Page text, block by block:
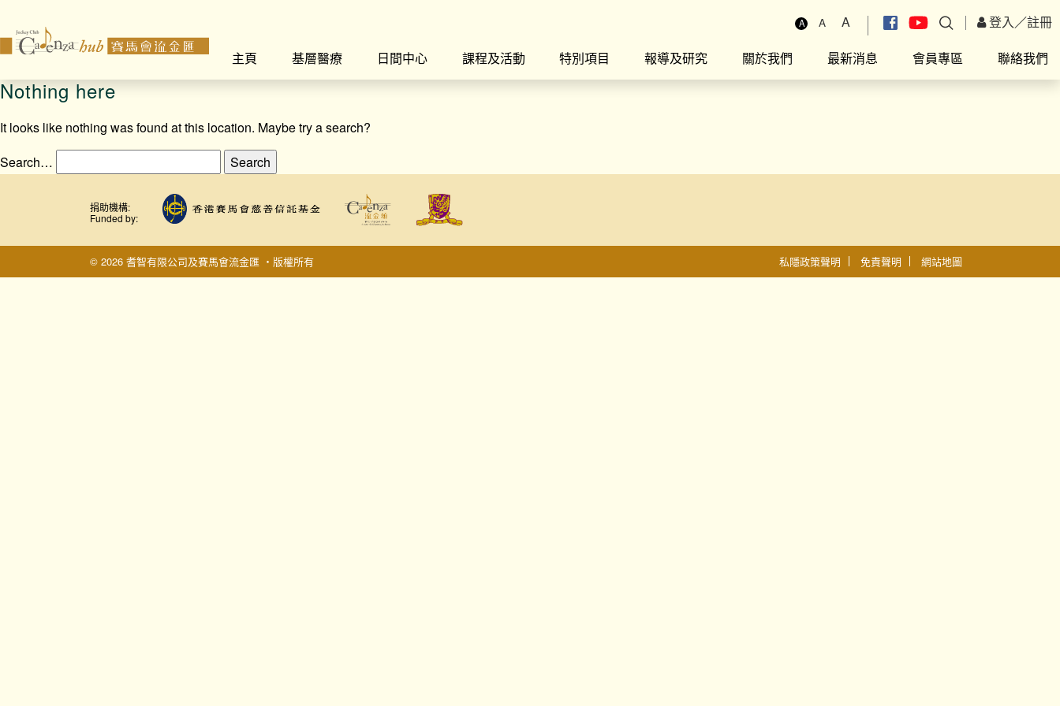
A A A 登入／註冊
主頁
基層醫療 日間中心 課程及活動 特別項目 報導及研究 關於我們 最新消息 會員專區 聯絡我們
Nothing here
It looks like nothing was found at this location. Maybe try a search?
Search…
捐助機構:
Funded by:
© 2026 耆智有限公司及賽馬會流金匯 ‧版權所有 私隱政策聲明 免責聲明 網站地圖